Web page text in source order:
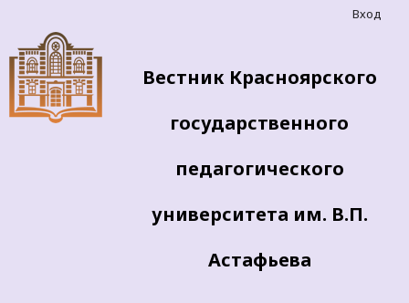
Вестник Красноярского
государственного
педагогического
университета им. В.П.
Астафьева
Вход